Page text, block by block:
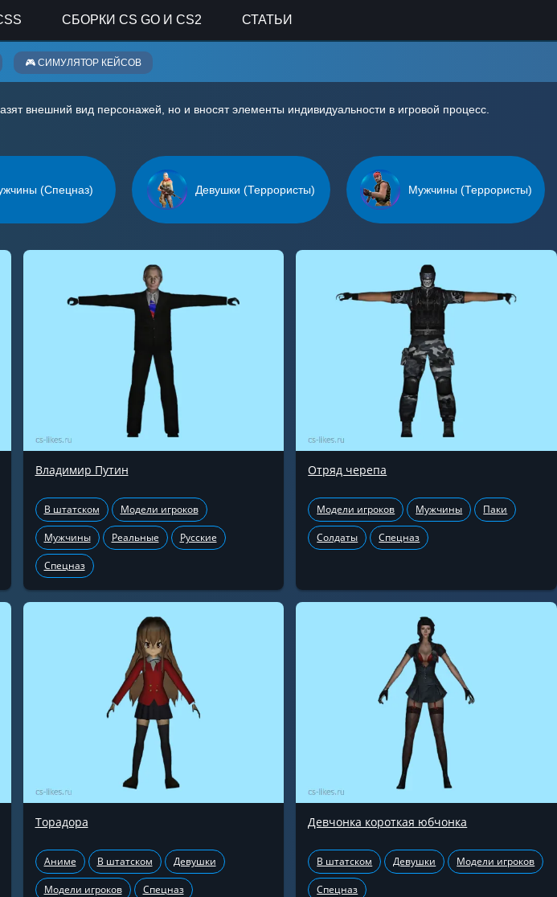
СБОРКИ CS GO И CS2 СТАТЬИ
🎮 СИМУЛЯТОР КЕЙСОВ
внешний вид персонажей, но и вносят элементы индивидуальности в игровой процесс.
(Спецназ) Девушки (Террористы) Мужчины (Террористы)
Владимир Путин
В штатском Модели игроков
Мужчины Реальные Русские
Спецназ
Отряд черепа
Модели игроков Мужчины Паки
Солдаты Спецназ
Торадора
Аниме В штатском Девушки
Модели игроков Спецназ
Девчонка короткая юбчонка
В штатском Девушки Модели игроков
Спецназ